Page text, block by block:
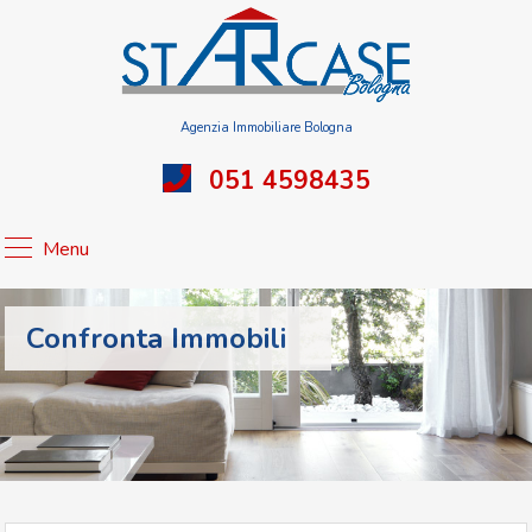
Agenzia Immobiliare Bologna
051 4598435
Menu
Confronta Immobili